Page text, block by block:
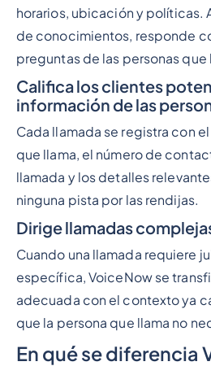
horarios, ubicación y políticas.
de conocimientos, responde
preguntas de las personas que
Califica los clientes
información de las
Cada llamada se registra con
que llama, el número de
llamada y los detalles
ninguna pista por las rendijas.
Dirige llamadas
Cuando una llamada requiere
específica, VoiceNow se
adecuada con el contexto ya
que la persona que llama no
En qué se diferencia